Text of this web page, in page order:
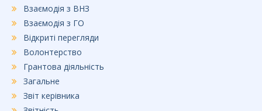
Взаємодія з ВНЗ
Взаємодія з ГО
Відкриті перегляди
Волонтерство
Грантова діяльність
Загальне
Звіт керівника